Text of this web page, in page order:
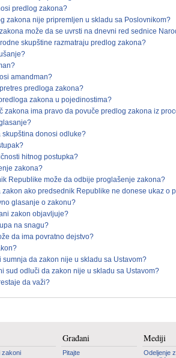
predlog zakona?
zakona nije pripremljen u skladu sa Poslovnikom?
može da se uvrsti na dnevni red sednice
skupštine razmatraju predlog zakona?
amandman?
predloga zakona?
zakona u pojedinostima?
zakona ima pravo da povuče predlog zakona iz
skupština donosi odluke?
hitnog postupka?
zakona?
Republike može da odbije proglašenje zakona?
zakon ako predsednik Republike ne donese ukaz o
glasanje o zakonu?
zakon objavljuje?
na snagu?
da ima povratno dejstvo?
sumnja da zakon nije u skladu sa Ustavom?
sud odluči da zakon nije u skladu sa Ustavom?
da važi?
zakoni
Građani
Pitajte
Mediji
Odeljenje